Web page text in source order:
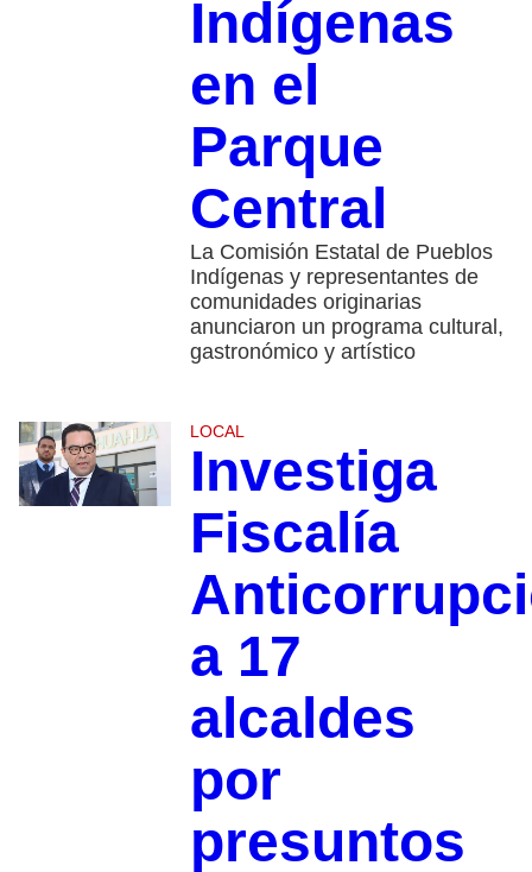
Indígenas
en el
Parque
Central
La Comisión Estatal de Pueblos
Indígenas y representantes de
comunidades originarias
anunciaron un programa cultural,
gastronómico y artístico
LOCAL
Investiga
Fiscalía
a 17
alcaldes
por
presuntos